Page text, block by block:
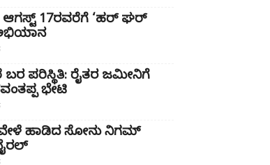
ಆಗಸ್ಟ್ 17ರವರೆಗೆ ‘ಹರ್ ಘರ್
ಪರಿಸ್ಥಿತಿ: ರೈತರ ಜಮೀನಿಗೆ
ಭೇಟಿ
ವೇಳೆ ಹಾಡಿದ ಸೋನು ನಿಗಮ್